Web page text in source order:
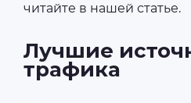
читайте в нашей статье.
Лучшие
трафика